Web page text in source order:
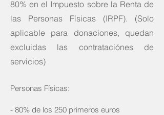
80% en el Impuesto sobre la Renta de
las Personas Físicas (IRPF). (Solo
aplicable para donaciones, quedan
excluidas las contrataciónes de
servicios)
Personas Físicas:
- 80% de los 250 primeros euros